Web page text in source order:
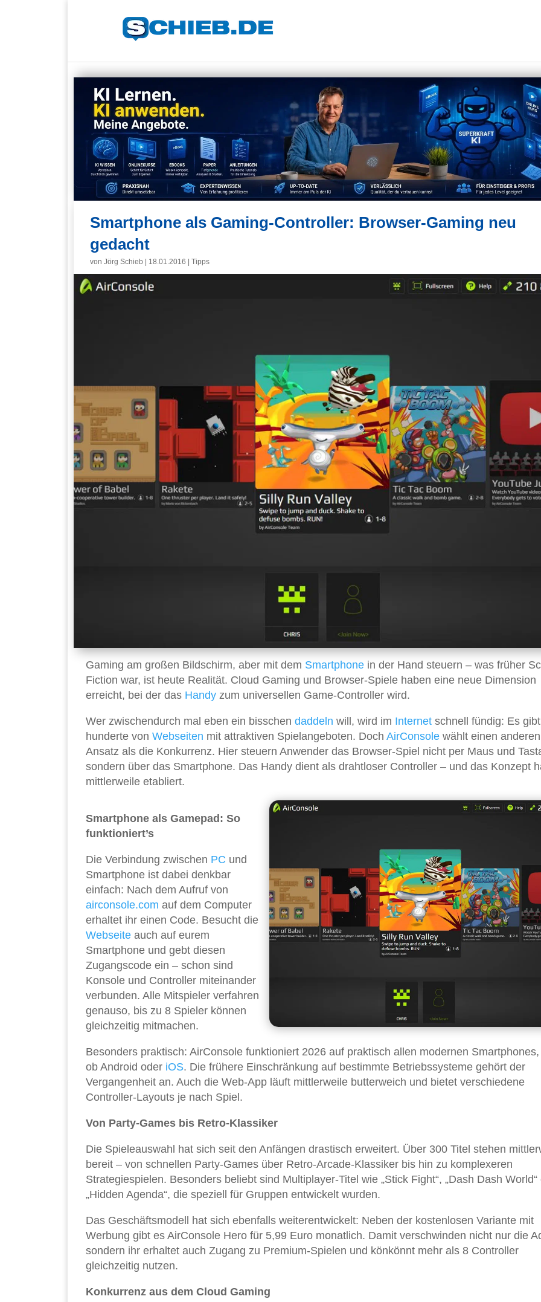
Smartphone als Gaming-Controller: Browser-Gaming neu
gedacht
von Jörg Schieb 18.01.2016 Tipps
Gaming am großen Bildschirm, aber mit dem Smartphone in der Hand steuern – was früher
Fiction war, ist heute Realität. Cloud Gaming und Browser-Spiele haben eine neue Dimension
erreicht, bei der das Handy zum universellen Game-Controller wird.
Wer zwischendurch mal eben ein bisschen daddeln will, wird im Internet schnell fündig: Es gibt
hunderte von Webseiten mit attraktiven Spielangeboten. Doch AirConsole wählt einen anderen
Ansatz als die Konkurrenz. Hier steuern Anwender das Browser-Spiel nicht per Maus und
sondern über das Smartphone. Das Handy dient als drahtloser Controller – und das Konzept
mittlerweile etabliert.
Smartphone als Gamepad: So
funktioniert’s
Die Verbindung zwischen PC und
Smartphone ist dabei denkbar
einfach: Nach dem Aufruf von
airconsole.com auf dem Computer
erhaltet ihr einen Code. Besucht die
Webseite auch auf eurem
Smartphone und gebt diesen
Zugangscode ein – schon sind
Konsole und Controller miteinander
verbunden. Alle Mitspieler verfahren
genauso, bis zu 8 Spieler können
gleichzeitig mitmachen.
Besonders praktisch: AirConsole funktioniert 2026 auf praktisch allen modernen
ob Android oder iOS. Die frühere Einschränkung auf bestimmte Betriebssysteme gehört der
Vergangenheit an. Auch die Web-App läuft mittlerweile butterweich und bietet verschiedene
Controller-Layouts je nach Spiel.
Von Party-Games bis Retro-Klassiker
Die Spieleauswahl hat sich seit den Anfängen drastisch erweitert. Über 300 Titel stehen
bereit – von schnellen Party-Games über Retro-Arcade-Klassiker bis hin zu komplexeren
Strategiespielen. Besonders beliebt sind Multiplayer-Titel wie „Stick Fight“, „Dash Dash World“
„Hidden Agenda“, die speziell für Gruppen entwickelt wurden.
Das Geschäftsmodell hat sich ebenfalls weiterentwickelt: Neben der kostenlosen Variante mit
Werbung gibt es AirConsole Hero für 5,99 Euro monatlich. Damit verschwinden nicht nur die
sondern ihr erhaltet auch Zugang zu Premium-Spielen und könkönnt mehr als 8 Controller
gleichzeitig nutzen.
Konkurrenz aus dem Cloud Gaming